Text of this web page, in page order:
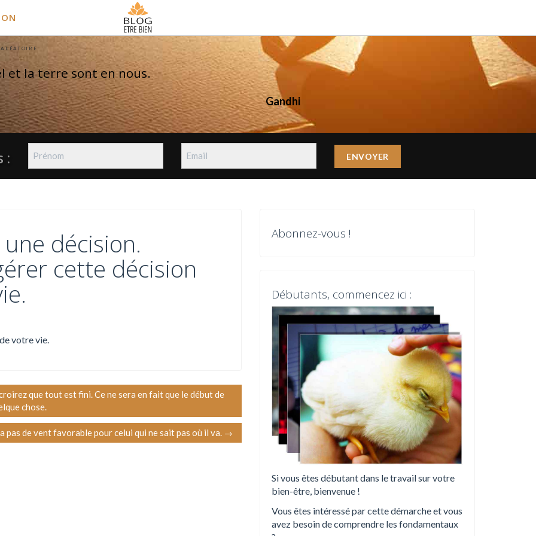
et la terre sont en nous.
Gandhi
:
décision.
cette décision
votre vie.
que tout est fini. Ce ne sera en fait que le début de
chose.
a pas de vent favorable pour celui qui ne sait pas où il va. →
Abonnez-vous !
Débutants, commencez ici :
Si vous êtes débutant dans le travail sur votre
bien-être, bienvenue !
Vous êtes intéressé par cette démarche et vous
avez besoin de comprendre les fondamentaux